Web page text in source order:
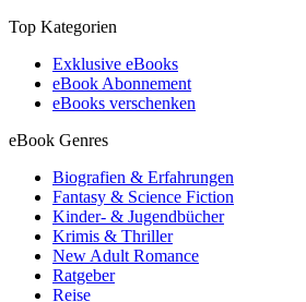
Top Kategorien
Exklusive eBooks
eBook Abonnement
eBooks verschenken
eBook Genres
Biografien & Erfahrungen
Fantasy & Science Fiction
Kinder- & Jugendbücher
Krimis & Thriller
New Adult Romance
Ratgeber
Reise